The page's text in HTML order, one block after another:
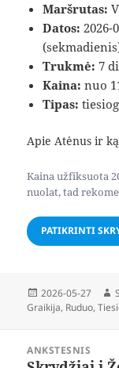
Maršrutas:
Datos: 2026-
Trukmė: 7
Kaina: nuo
Tipas:
Apie Atėnus ir
Kaina užfiksuota
nuolat, tad
PATIKRINTI
Paskelbta
2026-05-27
Graikija, Ruduo,
ANKSTESNIS